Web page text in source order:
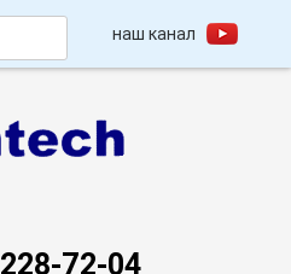
наш канал
228-72-04